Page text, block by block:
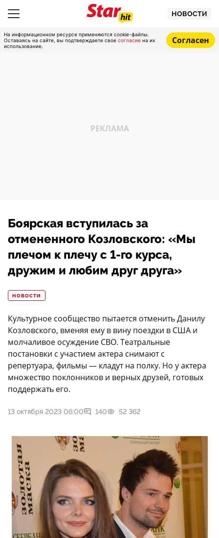
НОВОСТИ
На информационном ресурсе применяются cookie-файлы.
Оставаясь на сайте, вы подтверждаете свое согласие на их
использование.
Согласен
Боярская вступилась за
отмененного Козловского: «Мы
плечом к плечу с 1-го курса,
дружим и любим друг друга»
НОВОСТИ
Культурное сообщество пытается отменить Данилу
Козловского, вменяя ему в вину поездки в США и
молчаливое осуждение СВО. Театральные
постановки с участием актера снимают с
репертуара, фильмы — кладут на полку. Но у актера
множество поклонников и верных друзей, готовых
поддержать его.
13 октября 2023 06:00 140 52 362